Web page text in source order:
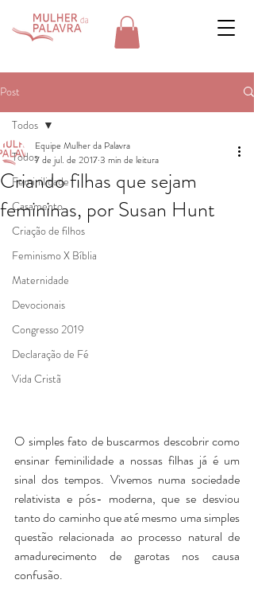
Post
Todos
Feminilidade
Casamento
Criação de filhos
Feminismo X Bíblia
Maternidade
Devocionais
Congresso 2019
Declaração de Fé
Vida Cristã
Todos
Criando filhas que sejam
femininas, por Susan Hunt
Equipe Mulher da Palavra
7 de jul. de 20173 min de leitura
O simples fato de buscarmos descobrir como
ensinar feminilidade a nossas filhas já é um
sinal dos tempos. Vivemos numa sociedade
relativista e pós- moderna, que se desviou
tanto do caminho que até mesmo uma simples
questão relacionada ao processo natural de
amadurecimento de garotas nos causa
confusão.